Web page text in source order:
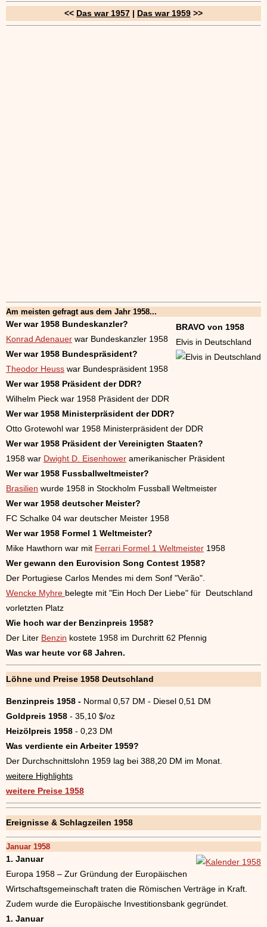
<< Das war 1957 | Das war 1959 >>
Am meisten gefragt aus dem Jahr 1958...
BRAVO von 1958
Elvis in Deutschland
Wer war 1958 Bundeskanzler?
Konrad Adenauer war Bundeskanzler 1958
Wer war 1958 Bundespräsident?
Theodor Heuss war Bundespräsident 1958
Wer war 1958 Präsident der DDR?
Wilhelm Pieck war 1958 Präsident der DDR
Wer war 1958 Ministerpräsident der DDR?
Otto Grotewohl war 1958 Ministerpräsident der DDR
Wer war 1958 Präsident der Vereinigten Staaten?
1958 war Dwight D. Eisenhower amerikanischer Präsident
Wer war 1958 Fussballweltmeister?
Brasilien wurde 1958 in Stockholm Fussball Weltmeister
Wer war 1958 deutscher Meister?
FC Schalke 04 war deutscher Meister 1958
Wer war 1958 Formel 1 Weltmeister?
Mike Hawthorn war mit Ferrari Formel 1 Weltmeister 1958
Wer gewann den Eurovision Song Contest 1958?
Der Portugiese Carlos Mendes mi dem Sonf "Verão".
Wencke Myhre belegte mit "Ein Hoch Der Liebe" für Deutschland
vorletzten Platz
Wie hoch war der Benzinpreis 1958?
Der Liter Benzin kostete 1958 im Durchritt 62 Pfennig
Was war heute vor68 Jahren.
Löhne und Preise 1958 Deutschland
Benzinpreis 1958 - Normal 0,57 DM - Diesel 0,51 DM
Goldpreis 1958 - 35,10 $/oz
Heizölpreis 1958 - 0,23 DM
Was verdiente ein Arbeiter 1959?
Der Durchschnittslohn 1959 lag bei 388,20 DM im Monat.
weitere Highlights
weitere Preise 1958
Ereignisse & Schlagzeilen 1958
Januar 1958
1. Januar
Europa 1958 – Zur Gründung der Europäischen
Wirtschaftsgemeinschaft traten die Römischen Verträge in Kraft.
Zudem wurde die Europäische Investitionsbank gegründet.
1. Januar